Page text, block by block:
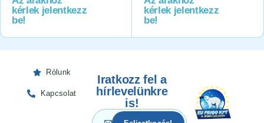
kérlek jelentkezz
be!
kérlek jelentkezz
be!
Rólunk
Kapcsolat
Iratkozz fel a
hírlevelünkre
is!